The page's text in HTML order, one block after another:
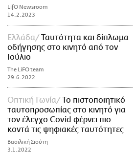
LifO Newsroom
14.2.2023
Ελλάδα
Ταυτότητα και δίπλωμα
οδήγησης στο κινητό από τον
Ιούλιο
The LiFO team
29.6.2022
Οπτική Γωνία
Το πιστοποιητικό
ταυτοπροσωπίας στο κινητό για
τον έλεγχο Covid φέρνει πιο
κοντά τις ψηφιακές ταυτότητες
Βασιλική Σιούτη
3.1.2022